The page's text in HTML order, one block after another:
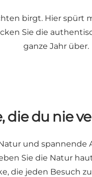
birgt. Hier
Sie die
ganze Jahr über.
die du nie
und
Sie die Natur
die jeden Besuch